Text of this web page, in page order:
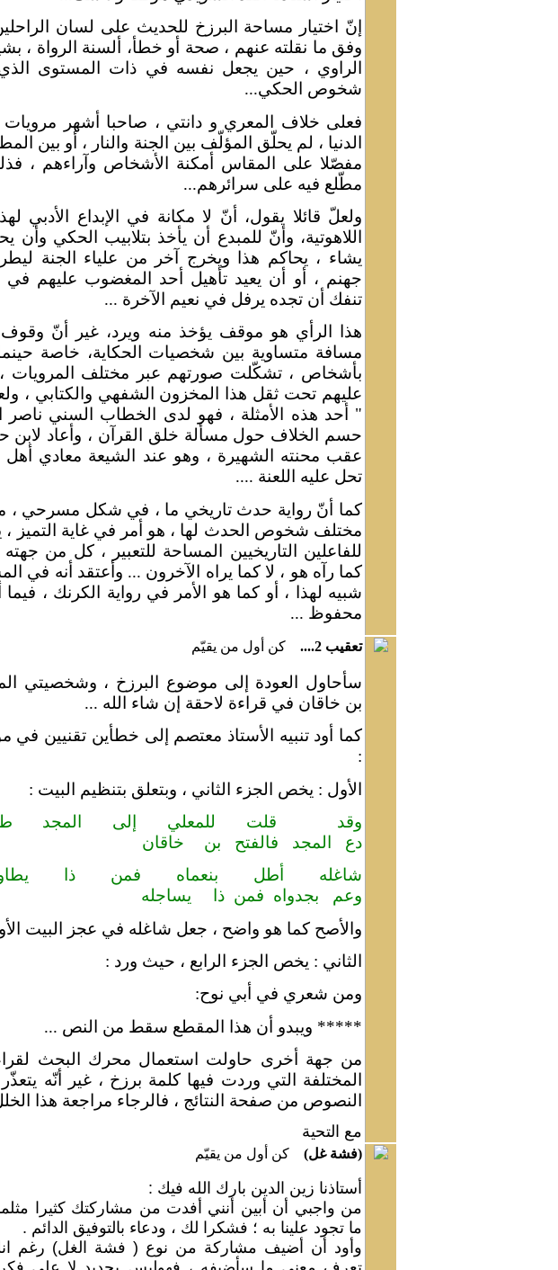
إنّ اختيار مساحة البرزخ للحديث على لسان
وفق ما نقلته عنهم ، صحة أو خطأ، ألسنة الرواة ،
الراوي ، حين يجعل نفسه في ذات المستوى
شخوص الحكي...
فعلى خلاف المعري و دانتي ، صاحبا أشهر مرويات
الدنيا ، لم يحلّق المؤلّف بين الجنة والنار ، أو بين
مفصّلا على المقاس أمكنة الأشخاص وآراءهم ،
مطّلع فيه على سرائرهم...
ولعلّ قائلا يقول، أنّ لا مكانة في الإبداع الأدبي
اللاهوتية، وأنّ للمبدع أن يأخذ بتلابيب الحكي وأن
يشاء ، يحاكم هذا ويخرج آخر من علياء الجنة
جهنم ، أو أن يعيد تأهيل أحد المغضوب عليهم في
تنفك أن تجده يرفل في نعيم الآخرة ...
هذا الرأي هو موقف يؤخذ منه ويرد، غير أنّ
مسافة متساوية بين شخصيات الحكاية، خاصة حينما
بأشخاص ، تشكّلت صورتهم عبر مختلف المرويات
عليهم تحت ثقل هذا المخزون الشفهي والكتابي ،
" أحد هذه الأمثلة ، فهو لدى الخطاب السني ناصر
حسم الخلاف حول مسألة خلق القرآن ، وأعاد لابن
عقب محنته الشهيرة ، وهو عند الشيعة معادي أهل
تحل عليه اللعنة ....
كما أنّ رواية حدث تاريخي ما ، في شكل مسرحي ،
مختلف شخوص الحدث لها ، هو أمر في غاية التميز ،
للفاعلين التاريخيين المساحة للتعبير ، كل من
كما رآه هو ، لا كما يراه الآخرون ... وأعتقد أنه في
شبيه لهذا ، أو كما هو الأمر في رواية الكرنك ،
محفوظ ...
تعقيب 2.... كن أول من يقيّم
سأحاول العودة إلى موضوع البرزخ ، وشخصيتي
بن خاقان في قراءة لاحقة إن شاء الله ...
كما أود تنبيه الأستاذ معتصم إلى خطأين تقنيين في
:
الأول : يخص الجزء الثاني ، وبتعلق بتنظيم البيت :
وقد قلت للمعلي إلى المجد
دع المجد فالفتح بن
خاقان
شاغله أطل بنعماه فمن ذا
وعم بجدواه فمن ذا
يساجله
والأصح كما هو واضح ، جعل شاغله في عجز البيت
الثاني : يخص الجزء الرابع ، حيث ورد :
ومن شعري في أبي نوح:
***** ويبدو أن هذا المقطع سقط من النص ...
من جهة أخرى حاولت استعمال محرك البحث
المختلفة التي وردت فيها كلمة برزخ ، غير أنّه
النصوص من صفحة النتائج ، فالرجاء مراجعة هذا
مع التحية
(فشة غل) كن أول من يقيّم
أستاذنا زين الدين بارك الله فيك :
من واجبي أن أبين أنني أفدت من مشاركتك كثيرا
ما تجود علينا به ؛ فشكرا لك ، ودعاء بالتوفيق الدائم .
وأود أن أضيف مشاركة من نوع ( فشة الغل) رغم